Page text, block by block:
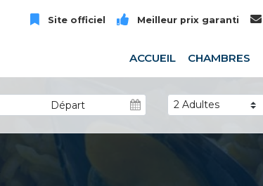
Site officiel Meilleur prix garanti
ACCUEIL CHAMBRES